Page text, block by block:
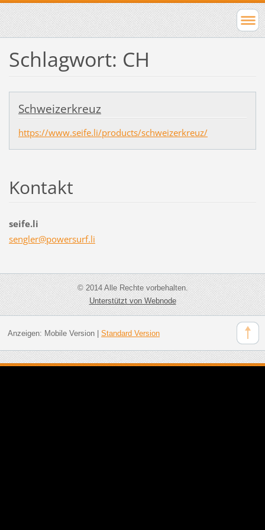
Schlagwort: CH
Schweizerkreuz
https://www.seife.li/products/schweizerkreuz/
Kontakt
seife.li
sengler@powersurf.li
© 2014 Alle Rechte vorbehalten.
Unterstützt von Webnode
Anzeigen: Mobile Version| Standard Version